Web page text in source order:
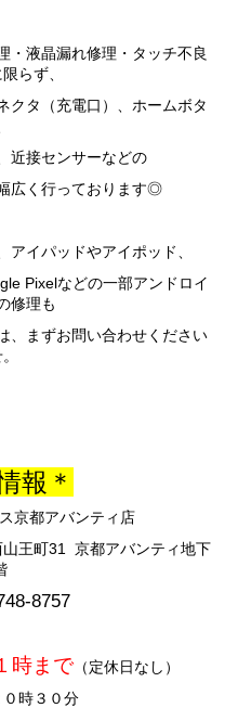
・液晶漏れ修理・タッチ不良
らず、
クタ（充電口）、ホームボタ
近接センサーなどの
広く行っております◎
アイパッドやアイポッド、
Pixelなどの一部アンドロイ
修理も
、まずお問い合わせください
報＊
京都アバンティ店
王町31 京都アバンティ地下
8757
時まで（定休日なし）
時３０分